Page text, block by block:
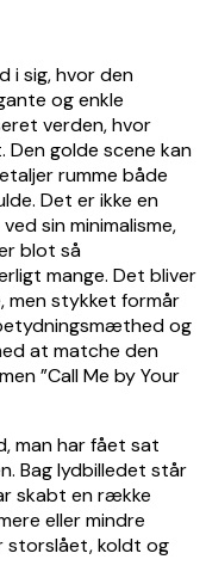
i sig, hvor den
og enkle
verden, hvor
golde scene kan
rumme både
Det er ikke en
sin minimalisme,
blot så
mange. Det bliver
men stykket formår
og
at matche den
”Call Me by Your
man har fået sat
Bag lydbilledet står
skabt en række
eller mindre
storslået, koldt og